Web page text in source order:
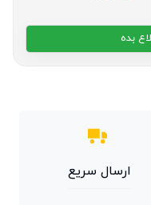
بده
ارسال سریع